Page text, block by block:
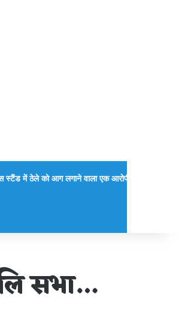
स्टैंड में ठेले को आग लगाने वाला एक आरोपी गिरफ्तार, दूसरे
सभा…